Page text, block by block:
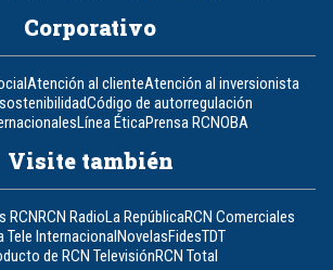
Corporativo
Atención al clienteAtención al inversionista
Código de autorregulación
Línea ÉticaPrensa RCNOBA
Visite también
RCNRCN RadioLa RepúblicaRCN Comerciales
Tele InternacionalNovelasFidesTDT
de RCN TelevisiónRCN Total